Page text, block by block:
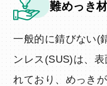
難めっき
一般的に錆びない(
ンレス(SUS)は、
れており、めっき